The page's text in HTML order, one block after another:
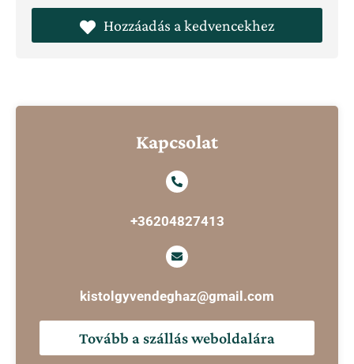
Hozzáadás a kedvencekhez
Kapcsolat
+36204827413
kistolgyvendeghaz@gmail.com
Tovább a szállás weboldalára